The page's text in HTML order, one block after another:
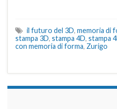
il futuro del 3D, memoria di
stampa 3D, stampa 4D, stampa
con memoria di forma, Zurigo